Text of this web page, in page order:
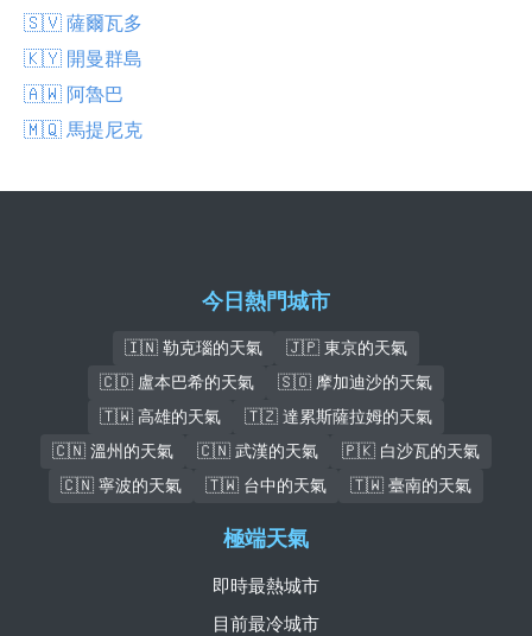
🇸🇻 薩爾瓦多
🇰🇾 開曼群島
🇦🇼 阿魯巴
🇲🇶 馬提尼克
今日熱門城市
🇮🇳 勒克瑙的天氣
🇯🇵 東京的天氣
🇨🇩 盧本巴希的天氣
🇸🇴 摩加迪沙的天氣
🇹🇼 高雄的天氣
🇹🇿 達累斯薩拉姆的天氣
🇨🇳 溫州的天氣
🇨🇳 武漢的天氣
🇵🇰 白沙瓦的天氣
🇨🇳 寧波的天氣
🇹🇼 台中的天氣 🇹🇼 臺南的天氣
極端天氣
即時最熱城市
目前最冷城市